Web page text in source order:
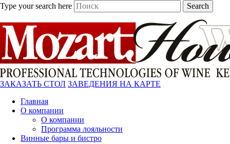
Type your search here Search
ЗАКАЗАТЬ СТОЛ ЗАВЕДЕНИЯ НА КАРТЕ
Главная
О компании
О компании
Программа лояльности
Винные бары и бистро